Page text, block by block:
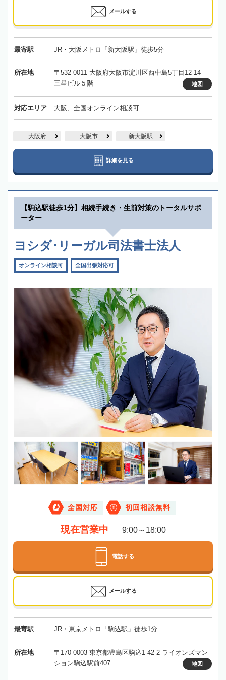
メールする
最寄駅 JR・大阪メトロ「新大阪駅」徒歩5分
所在地
〒532-0011 大阪府大阪市淀川区西中島5丁目12-14
三星ビル５階
地図
対応エリア 大阪、全国オンライン相談可
大阪府 大阪市 新大阪駅
詳細を見る
【駒込駅徒歩1分】相続手続き・生前対策のトータルサポ
ーター
ヨシダ･リーガル司法書士法人
オンライン相談可 全国出張対応可
全国対応 初回相談無料
現在営業中 9:00～18:00
電話する
メールする
最寄駅 JR・東京メトロ「駒込駅」徒歩1分
所在地
〒170-0003 東京都豊島区駒込1-42-2 ライオンズマン
ション駒込駅前407
地図